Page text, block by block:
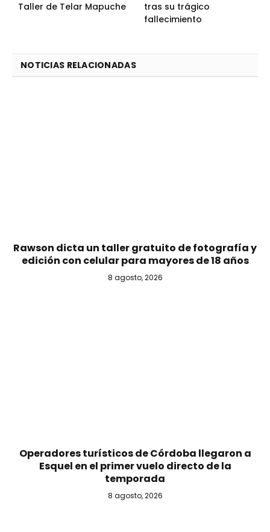
Taller de Telar Mapuche
tras su trágico
fallecimiento
NOTICIAS RELACIONADAS
Rawson dicta un taller gratuito de fotografía y
edición con celular para mayores de 18 años
8 agosto, 2026
Operadores turísticos de Córdoba llegaron a
Esquel en el primer vuelo directo de la
temporada
8 agosto, 2026